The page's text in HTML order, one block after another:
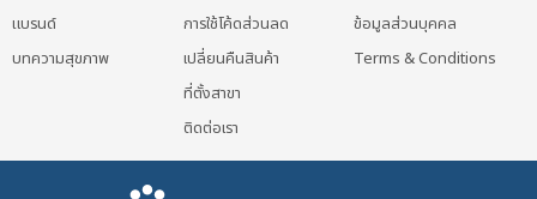
แบรนด์
บทความสุขภาพ
การใช้โค้ดส่วนลด
เปลี่ยนคืนสินค้า
ที่ตั้งสาขา
ติดต่อเรา
ข้อมูลส่วนบุคคล
Terms & Conditions